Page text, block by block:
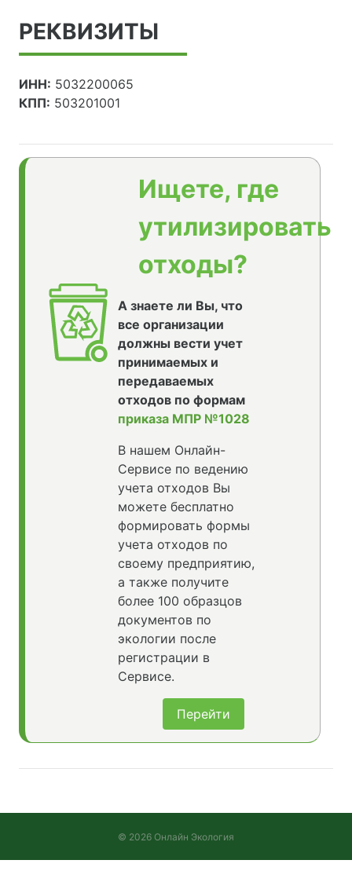
РЕКВИЗИТЫ
ИНН: 5032200065
КПП: 503201001
Ищете, где
утилизировать
отходы?
А знаете ли Вы, что
все организации
должны вести учет
принимаемых и
передаваемых
отходов по формам
приказа МПР №1028
В нашем Онлайн-
Сервисе по ведению
учета отходов Вы
можете бесплатно
формировать формы
учета отходов по
своему предприятию,
а также получите
более 100 образцов
документов по
экологии после
регистрации в
Сервисе.
Перейти
© 2026 Онлайн Экология